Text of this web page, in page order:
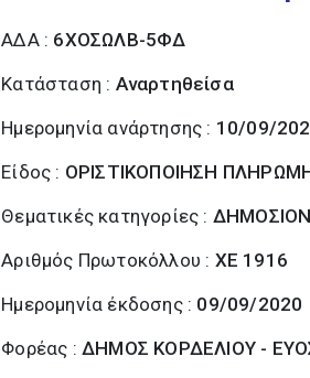
ΑΔΑ : 6ΧΟΣΩΛΒ-5ΦΔ
Κατάσταση : Αναρτηθείσα
Ημερομηνία ανάρτησης : 10/09/
Είδος : ΟΡΙΣΤΙΚΟΠΟΙΗΣΗ
Θεματικές κατηγορίες :
Αριθμός Πρωτοκόλλου : XE 1916
Ημερομηνία έκδοσης : 09/09/2020
Φορέας :ΔΗΜΟΣ ΚΟΡΔΕΛΙΟΥ -